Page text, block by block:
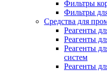
Фильтры
Фильтры
Средства для
Реагенты
Реагенты
Реагенты
систем
Реагенты